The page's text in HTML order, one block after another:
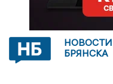
НОВОСТИ
БРЯНСКА